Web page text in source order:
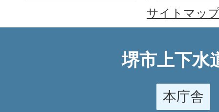
サイトマッ
堺市上下水
本庁舎